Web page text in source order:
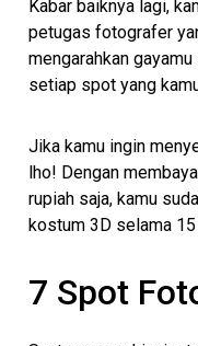
Kabar baiknya lagi,
petugas fotografer
mengarahkan
setiap spot yang
Jika kamu ingin
lho! Dengan
rupiah saja, kamu
kostum 3D selama
7 Spot